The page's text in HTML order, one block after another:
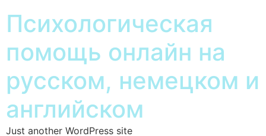
Психологическая
помощь онлайн на
русском, немецком и
английском
Just another WordPress site